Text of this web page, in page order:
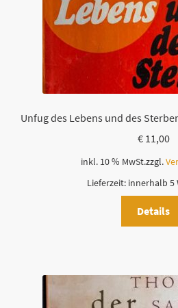
Unfug des Lebens und des
€11,00
inkl. 10 % MwSt.zzgl.
Lieferzeit: innerhalb 5
Details